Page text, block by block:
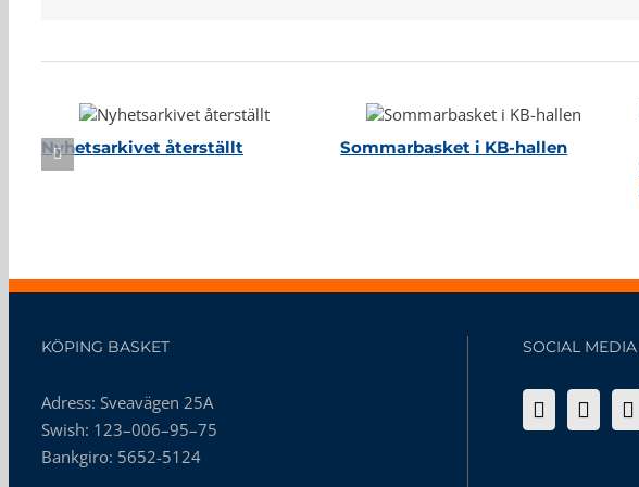
Nyhetsarkivet återställt
Sommarbasket i KB-hallen
KÖPING BASKET
Adress: Sveavägen 25A
Swish: 123–006–95–75
Bankgiro: 5652-5124
SOCIAL MEDIA